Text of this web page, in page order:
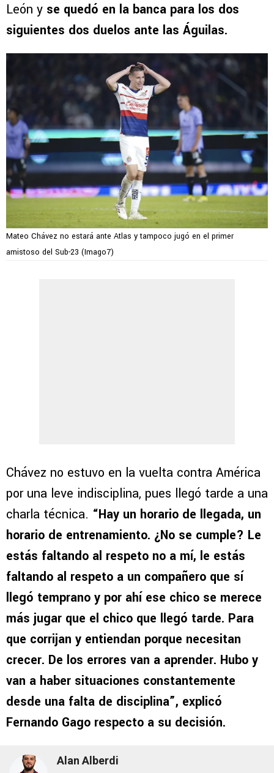
León y se quedó en la banca para los dos
siguientes dos duelos ante las Águilas.
Mateo Chávez no estará ante Atlas y tampoco jugó en el primer
amistoso del Sub-23 (Imago7)
Chávez no estuvo en la vuelta contra América
por una leve indisciplina, pues llegó tarde a una
charla técnica. “Hay un horario de llegada, un
horario de entrenamiento. ¿No se cumple? Le
estás faltando al respeto no a mí, le estás
faltando al respeto a un compañero que sí
llegó temprano y por ahí ese chico se merece
más jugar que el chico que llegó tarde. Para
que corrijan y entiendan porque necesitan
crecer. De los errores van a aprender. Hubo y
van a haber situaciones constantemente
desde una falta de disciplina”, explicó
Fernando Gago respecto a su decisión.
Alan Alberdi